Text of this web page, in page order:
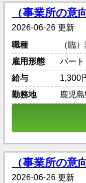
（事業所の意
2026-06-26 更新
職種
（臨
雇用形態
パート
給与
1,300
勤務地
鹿児
（事業所の意
2026-06-26 更新